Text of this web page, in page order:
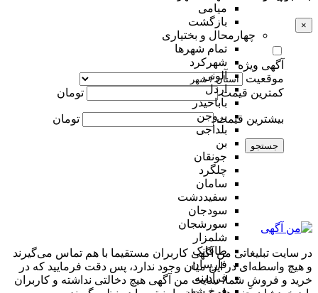
میامی
بازگشت
چهارمحال و بختیاری
تمام شهر‌ها
شهرکرد
آلونی
اردل
باباحیدر
بروجن
بلداجی
بن
جونقان
چلگرد
سامان
سفیددشت
سودجان
سورشجان
شلمزار
طاقانک
فارسان
فرادبنه
×
آگهی ویژه
موقعیت
کمترین قیمت
تومان
بیشترین قیمت تومان
جستجو
در سایت تبلیغاتی من آگهی کاربران مستقیما با هم تماس می‌گیرند
و هیچ واسطه‌ای در این میان وجود ندارد، پس دقت فرمایید که در
خرید و فروشِ شما، سایت من آگهی هیچ دخالتی نداشته و کاربران